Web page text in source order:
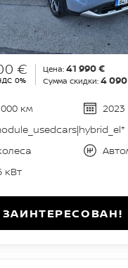
€
0%
Цена: 41 990 €
Сумма скидки: 4
км
2023
кВт
ЗАИНТЕРЕСОВАН!